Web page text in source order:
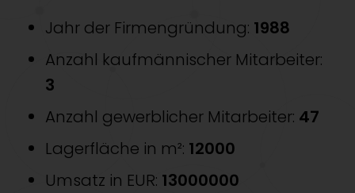
Jahr der Firmengründung: 1988
Anzahl kaufmännischer Mitarbeiter:
3
Anzahl gewerblicher Mitarbeiter: 47
Lagerfläche in m²: 12000
Umsatz in EUR: 13000000